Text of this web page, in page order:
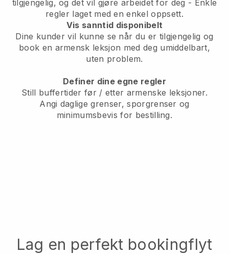
tilgjengelig, og det vil gjøre arbeidet for deg - Enkle
regler laget med en enkel oppsett.
Vis sanntid disponibelt
Dine kunder vil kunne se når du er tilgjengelig og
book en armensk leksjon med deg umiddelbart,
uten problem.
Definer dine egne regler
Still buffertider før / etter armenske leksjoner.
Angi daglige grenser, sporgrenser og
minimumsbevis for bestilling.
Lag en perfekt bookingflyt